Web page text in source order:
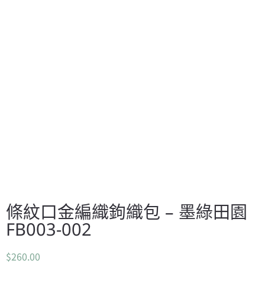
條紋口金編織鉤織包 – 墨綠田園
FB003-002
$260.00